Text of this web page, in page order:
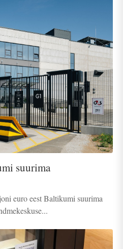
suurima
euro eest Baltikumi suurima